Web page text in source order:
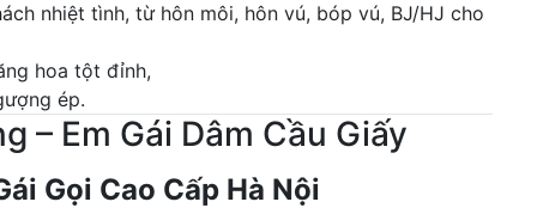
nhiệt tình, từ hôn môi, hôn vú, bóp vú, BJ/HJ cho
hoa tột đỉnh,
ép.
– Em Gái Dâm Cầu Giấy
Gọi Cao Cấp Hà Nội